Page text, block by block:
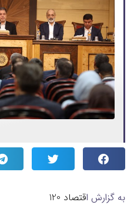
به گزارش اقتصاد 120